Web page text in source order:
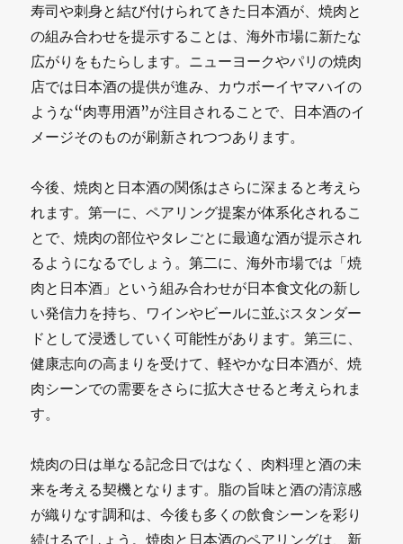
寿司や刺身と結び付けられてきた日本酒が、焼肉と
の組み合わせを提示することは、海外市場に新たな
広がりをもたらします。ニューヨークやパリの焼肉
店では日本酒の提供が進み、カウボーイヤマハイの
ような“肉専用酒”が注目されることで、日本酒のイ
メージそのものが刷新されつつあります。
今後、焼肉と日本酒の関係はさらに深まると考えら
れます。第一に、ペアリング提案が体系化されるこ
とで、焼肉の部位やタレごとに最適な酒が提示され
るようになるでしょう。第二に、海外市場では「焼
肉と日本酒」という組み合わせが日本食文化の新し
い発信力を持ち、ワインやビールに並ぶスタンダー
ドとして浸透していく可能性があります。第三に、
健康志向の高まりを受けて、軽やかな日本酒が、焼
肉シーンでの需要をさらに拡大させると考えられま
す。
焼肉の日は単なる記念日ではなく、肉料理と酒の未
来を考える契機となります。脂の旨味と酒の清涼感
が織りなす調和は、今後も多くの飲食シーンを彩り
続けるでしょう。焼肉と日本酒のペアリングは、新